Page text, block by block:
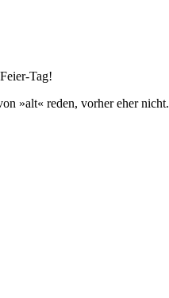
Tag!
»alt« reden, vorher eher nicht.